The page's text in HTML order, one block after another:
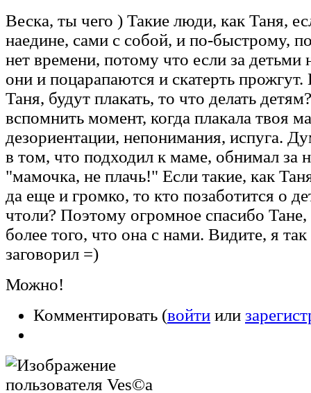
Веска, ты чего ) Такие люди, как Таня,
наедине, сами с собой, и по-быстрому,
нет времени, потому что если за детьми
они и поцарапаются и скатерть прожгут.
Таня, будут плакать, то что делать
вспомнить момент, когда плакала твоя
дезориентации, непонимания, испуга.
в том, что подходил к маме, обнимал за
"мамочка, не плачь!" Если такие, как
да еще и громко, то кто позаботится о
чтоли? Поэтому огромное спасибо Тане,
более того, что она с нами. Видите, я
заговорил =)
Можно!
Комментировать (войти или